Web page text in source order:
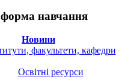
навчання
Новини
факультети, кафедри
Освітні ресурси